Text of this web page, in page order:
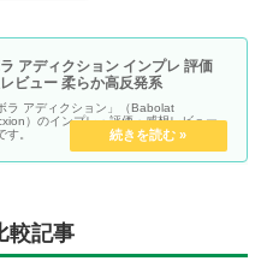
アディクション インプレ 評価
ビュー 柔らか高反発系
ラ アディクション」（Babolat
）のインプレ・評価・感想レビュー
す。
較記事